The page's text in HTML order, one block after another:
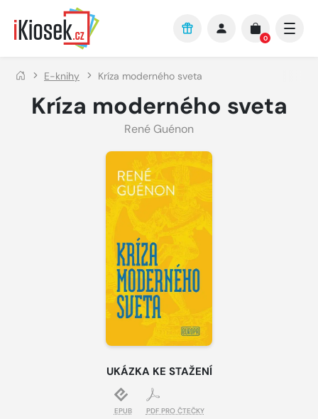
Přejít na hlavní obsah
0
E-knihy Kríza moderného sveta
Kríza moderného sveta
René Guénon
UKÁZKA KE STAŽENÍ
EPUB PDF PRO ČTEČKY